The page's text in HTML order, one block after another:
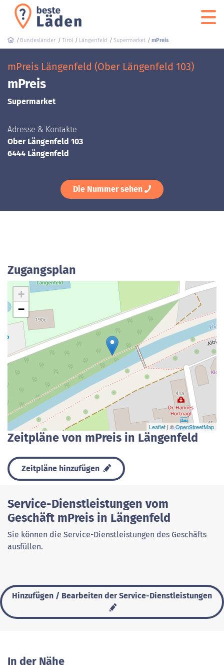
Bundesländer Tirol Längenfeld Supermarket mPreis
mPreis Längenfeld (Ober Längenfeld 103)
mPreis
Supermarket
Adresse & Kontakte
Ober Längenfeld 103
6444 Längenfeld
Die Nummer sehen
Zugangsplan
+
−
Leaflet | ©OpenStreetMap
Zeitpläne von mPreis in Längenfeld
Zeitpläne hinzufügen
Service-Dienstleistungen vom
Geschäft mPreis in Längenfeld
Sie können die Service-Dienstleistungen des Geschäfts
ausfüllen.
Hinzufügen / Bearbeiten der Service-Dienstleistungen
In der Nähe